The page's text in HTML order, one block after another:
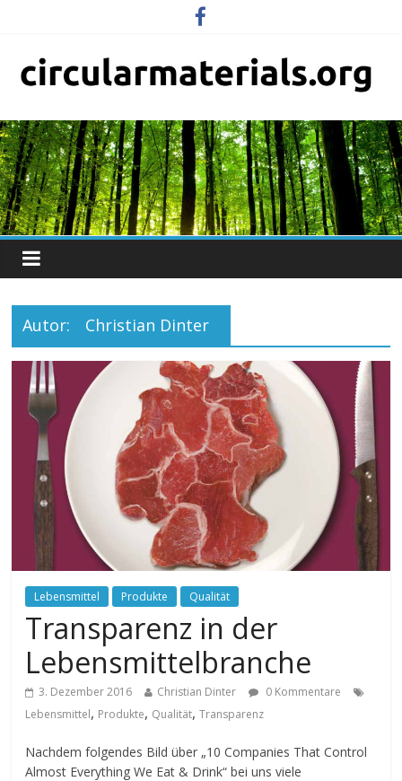
Autor: Christian Dinter
Lebensmittel Produkte Qualität
Transparenz in der
Lebensmittelbranche
3. Dezember 2016 Christian Dinter
0 Kommentare
Lebensmittel, Produkte, Qualität,Transparenz
Nachdem folgendes Bild über „10 Companies That Control
Almost Everything We Eat & Drink“ bei uns viele